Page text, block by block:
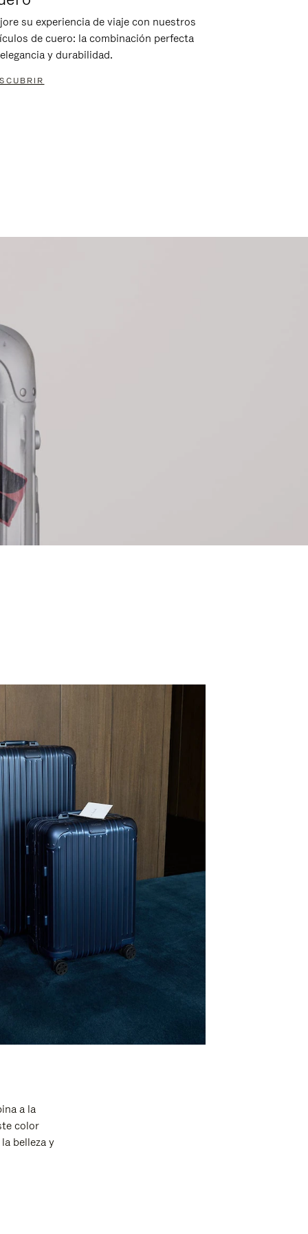
su experiencia de viaje con nuestros
de cuero: la combinación perfecta
y durabilidad.
a la
color
belleza y